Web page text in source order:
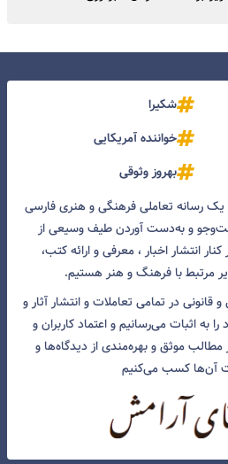
شکیرا
خواننده آمریکایی
بهروز وثوقی
یک رسانه تعاملی فرهنگی و هنری فارسی
و به‌دست آوردن طیف وسیعی از
انتشار اخبار ، معرفی و ارائه کتب،
مرتبط با فرهنگ و هنر هستیم.
قانونی در تمامی تعاملات و انتشار آثار و
به اثبات می‌رسانیم و اعتماد کاربران و
موثق و بهره‌مندی از دیدگاه‌ها و
آن‌ها کسب می‌کنیم